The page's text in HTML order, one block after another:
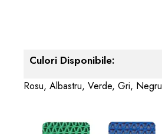
Culori Disponibile:
Rosu, Albastru, Verde, Gri, Negru